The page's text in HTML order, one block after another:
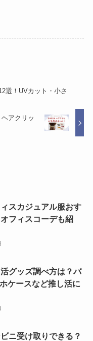
選！UVカット・小さ
アクリッ
スカジュアル服おす
フィスコーデも紹
グッズ調べ方は？バ
ケースなど推し活に
ニ受け取りできる？